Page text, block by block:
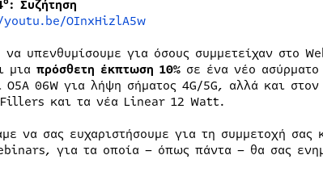
: Συζήτηση
OInxHizlA5w
να υπενθυμίσουμε για όσους συμμετείχαν στο
μια πρόσθετη έκπτωση 10%σε ένα νέο ασύρματο
O5A 06W για λήψη σήματος 4G/5G, αλλά και
Fillers και τα νέα Linear 12 Watt.
να σας ευχαριστήσουμε για τη συμμετοχή
για τα οποία – όπως πάντα – θα σας